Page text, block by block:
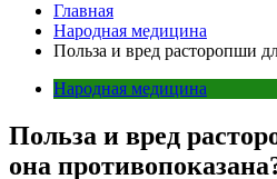
Главная
Народная медицина
Польза и вред расторопши
Народная медицина
Польза и вред
она